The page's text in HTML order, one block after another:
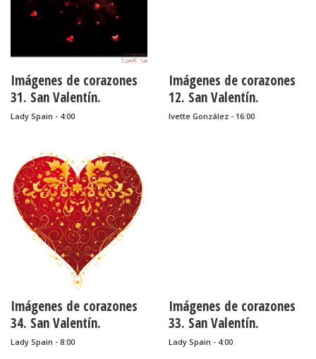
Imágenes de corazones
31. San Valentín.
Lady Spain - 4:00
Imágenes de corazones
12. San Valentín.
Ivette González - 16:00
Imágenes de corazones
34. San Valentín.
Lady Spain - 8:00
Imágenes de corazones
33. San Valentín.
Lady Spain - 4:00